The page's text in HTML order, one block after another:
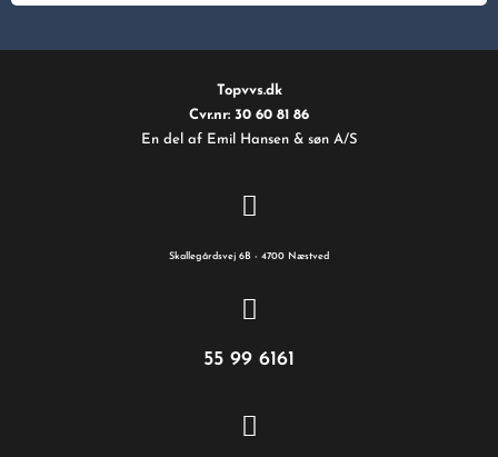
Topvvs.dk
Cvr.nr: 30 60 81 86
En del af Emil Hansen & søn A/S
Skallegårdsvej 6B - 4700 Næstved
55 99 6161